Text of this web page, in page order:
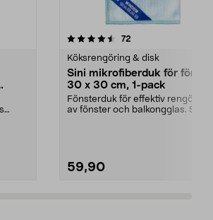
72
Köksrengöring & disk
Sini mikrofiberduk för fönster
30 x 30 cm, 1-pack
Fönsterduk för effektiv rengöring
av fönster och balkongglas. Sini
59,90
4.5av 5 stjärnor